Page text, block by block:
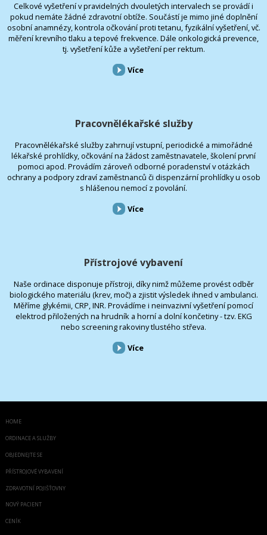
Celkové vyšetření v pravidelných dvouletých intervalech se provádí i
pokud nemáte žádné zdravotní obtíže. Součástí je mimo jiné doplnění
osobní anamnézy, kontrola očkování proti tetanu, fyzikální vyšetření, vč.
měření krevního tlaku a tepové frekvence. Dále onkologická prevence,
tj. vyšetření kůže a vyšetření per rektum.
Více
Pracovnělékařské služby
Pracovnělékařské služby zahrnují vstupní, periodické a mimořádné
lékařské prohlídky, očkování na žádost zaměstnavatele, školení první
pomoci apod. Provádím zároveň odborné poradenství v otázkách
ochrany a podpory zdraví zaměstnanců či dispenzární prohlídky u osob
s hlášenou nemocí z povolání.
Více
Přístrojové vybavení
Naše ordinace disponuje přístroji, díky nimž můžeme provést odběr
biologického materiálu (krev, moč) a zjistit výsledek ihned v ambulanci.
Měříme glykémii, CRP, INR. Provádíme i neinvazivní vyšetření pomocí
elektrod přiložených na hrudník a horní a dolní končetiny - tzv. EKG
nebo screening rakoviny tlustého střeva.
Více
HOME
ORDINACE A SLUŽBY
OBJEDNEJTE SE
PŘÍSTROJOVÉ VYBAVENÍ
ZDRAVOTNÍ POJIŠŤOVNY
NOVÝ PACIENT
CENÍK